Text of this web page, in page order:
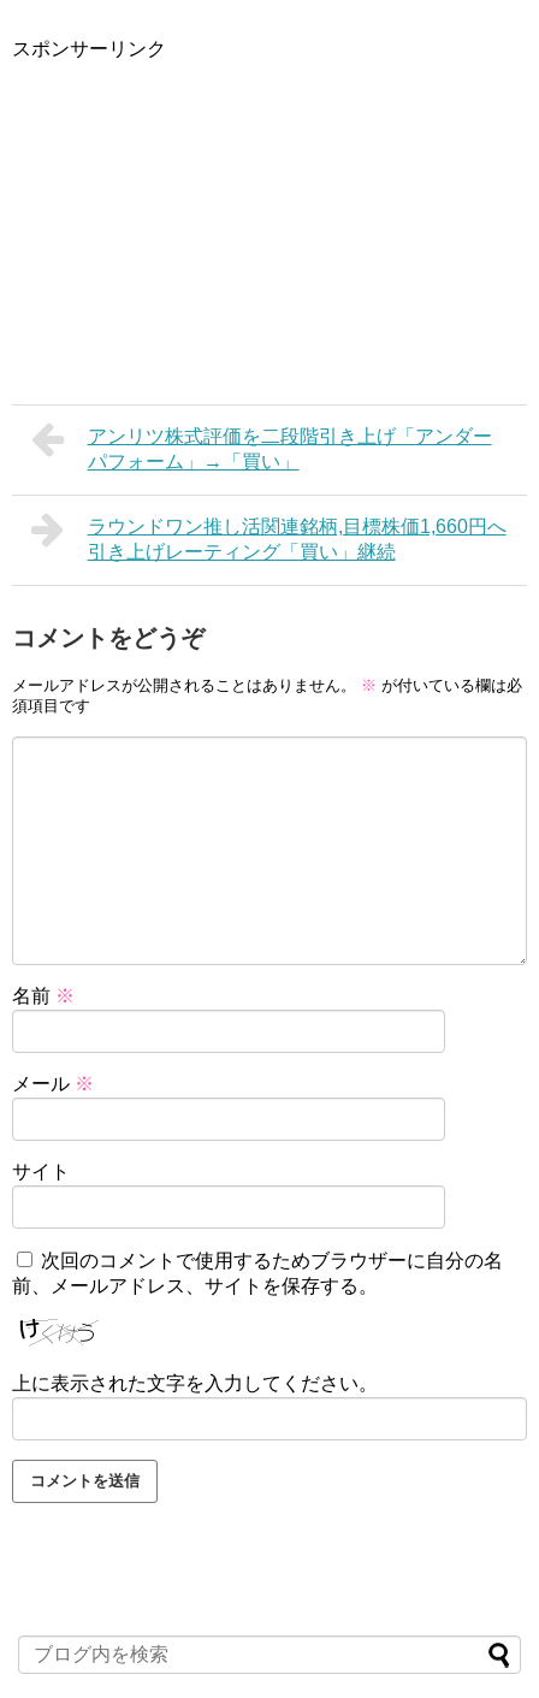
スポンサーリンク
アンリツ株式評価を二段階引き上げ「アンダー
パフォーム」→「買い」
ラウンドワン推し活関連銘柄,目標株価1,660円へ
引き上げレーティング「買い」継続
コメントをどうぞ
メールアドレスが公開されることはありません。 ※ が付いている欄は必
須項目です
名前 ※
メール ※
サイト
次回のコメントで使用するためブラウザーに自分の名
前、メールアドレス、サイトを保存する。
上に表示された文字を入力してください。